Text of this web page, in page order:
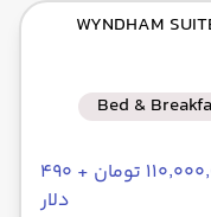
Bed &
۱۱۰٬۰۰۰٬۰۰۰ تومان + ۴۹۰
دلار